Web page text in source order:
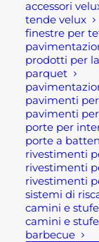
accessori
tende velux
finestre per
prodotti per
parquet
pavimenti
pavimenti
porte per
porte a
rivestimenti
rivestimenti
rivestimenti
sistemi di
camini e
camini e
barbecue
per giardino,
telo
come il tufo
vostro
giardinaggio
Presso i
classici
semplice
guanti da
anche
come: taglia
migliori